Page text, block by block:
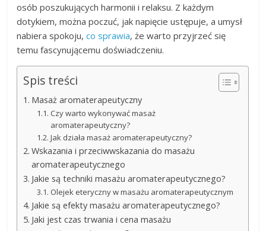
osób poszukujących harmonii i relaksu. Z każdym
dotykiem, można poczuć, jak napięcie ustępuje, a umysł
nabiera spokoju,co sprawia, że warto przyjrzeć się
temu fascynującemu doświadczeniu.
Spis treści
Masaż aromaterapeutyczny
Czy warto wykonywać masaż
aromaterapeutyczny?
Jak działa masaż aromaterapeutyczny?
Wskazania i przeciwwskazania do masażu
aromaterapeutycznego
Jakie są techniki masażu aromaterapeutycznego?
Olejek eteryczny w masażu aromaterapeutycznym
Jakie są efekty masażu aromaterapeutycznego?
Jaki jest czas trwania i cena masażu